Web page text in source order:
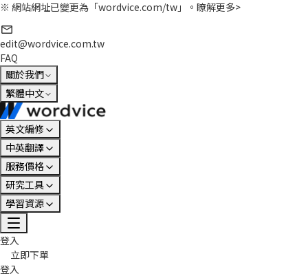
※ 網站網址已變更為「wordvice.com/tw」。 瞭解更多>
edit@wordvice.com.tw
FAQ
關於我們
繁體中文
英文編修
中英翻譯
服務價格
研究工具
學習資源
登入
立即下單
登入